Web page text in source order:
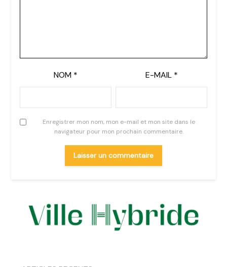
NOM * E-MAIL *
Enregistrer mon nom, mon e-mail et mon site dans le
navigateur pour mon prochain commentaire.